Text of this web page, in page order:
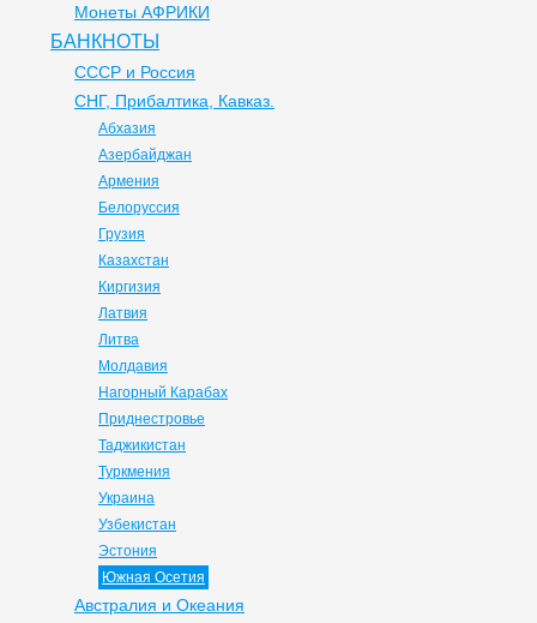
Монеты АФРИКИ
БАНКНОТЫ
СССР и Россия
СНГ, Прибалтика, Кавказ.
Абхазия
Азербайджан
Армения
Белоруссия
Грузия
Казахстан
Киргизия
Латвия
Литва
Молдавия
Нагорный Карабах
Приднестровье
Таджикистан
Туркмения
Украина
Узбекистан
Эстония
Южная Осетия
Австралия и Океания